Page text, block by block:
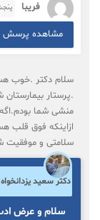
فریبا پنجشنبه ۲۳
مشاهده پرسش
.پرستار
منشی شما
ازاینکه فوق قلب
سلامتی و موفقیت
دکتر سعید یزدانخواه
سلام و عرض